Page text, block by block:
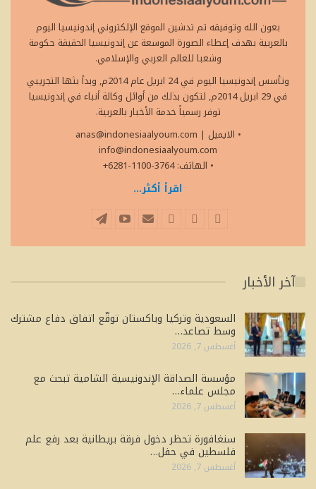
بعون الله وتوفيقه تم تدشين الموقع الإلكتروني إندونيسيا اليوم
بالعربية بهدف إعطاء الصورة الموسعة عن إندونيسيا الحقيقة حكومة
وشعبا للعالم العربي والإسلامي.
وتأسس إندونيسيا اليوم في 24 ابريل عام 2014م, وبدأ بثها التجريبي
في 29 ابريل 2014م, لتكون بذلك من أوائل وكالة أنباء في إندونيسيا
توفر رسمياً خدمة الأخبار بالعربية.
• الايميل
anas@indonesiaalyoum.com |
info@indonesiaalyoum.com
• الهاتف: 3764-1100-6281+
اقرأ أكثر...
آخر الأخبار
السعودية وتركيا وباكستان توقّع اتفاق دفاع مشترك
وسط تصاعد…
أغسطس 7, 2026
مؤسسة الصداقة الإندونيسية الشامية تبحث مع
مجلس علماء…
أغسطس 7, 2026
سنغافورة تحظر دخول فرقة بريطانية بعد رفع علم
فلسطين في حفل…
أغسطس 7, 2026